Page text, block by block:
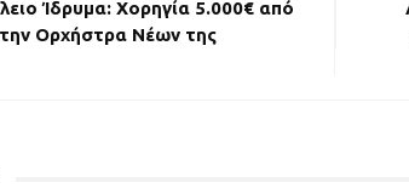
Ίδρυμα: Χορηγία 5.000€ από
Ορχήστρα Νέων της